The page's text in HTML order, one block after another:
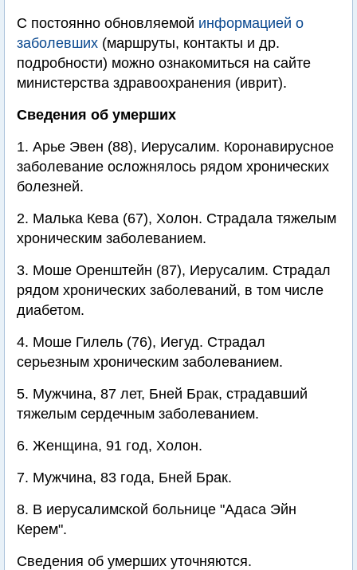
С постоянно обновляемой информацией о
заболевших (маршруты, контакты и др.
подробности) можно ознакомиться на сайте
министерства здравоохранения (иврит).
Сведения об умерших
1. Арье Эвен (88), Иерусалим. Коронавирусное
заболевание осложнялось рядом хронических
болезней.
2. Малька Кева (67), Холон. Страдала тяжелым
хроническим заболеванием.
3. Моше Оренштейн (87), Иерусалим. Страдал
рядом хронических заболеваний, в том числе
диабетом.
4. Моше Гилель (76), Иегуд. Страдал
серьезным хроническим заболеванием.
5. Мужчина, 87 лет, Бней Брак, страдавший
тяжелым сердечным заболеванием.
6. Женщина, 91 год, Холон.
7. Мужчина, 83 года, Бней Брак.
8. В иерусалимской больнице "Адаса Эйн
Керем".
Сведения об умерших уточняются.